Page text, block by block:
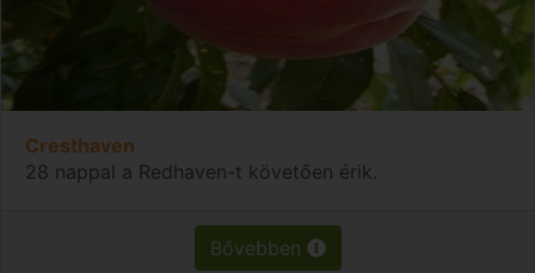
Cresthaven
28 nappal a Redhaven-t követően érik.
Bővebben